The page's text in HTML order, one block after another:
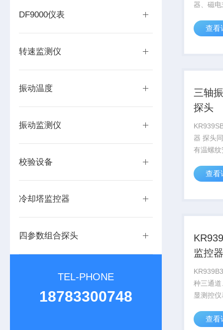
DF9000仪表
转速监测仪
振动温度
振动监测仪
校验设备
冷却塔监控器
四参数组合探头
TEL-PHONE
18783300748
器、磁
源，数
动变送
查看
三轴
探头
器 探头
有温螺
查看
监控器
种三通
显测控
查看